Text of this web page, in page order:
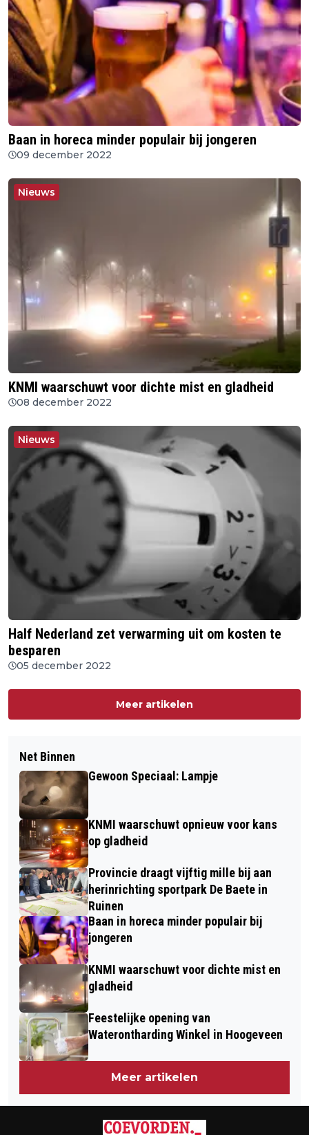
Baan in horeca minder populair bij jongeren
09 december 2022
Nieuws
KNMI waarschuwt voor dichte mist en gladheid
08 december 2022
Nieuws
Half Nederland zet verwarming uit om kosten te
besparen
05 december 2022
Meer artikelen
Net Binnen
Gewoon Speciaal: Lampje
KNMI waarschuwt opnieuw voor kans
op gladheid
Provincie draagt vijftig mille bij aan
herinrichting sportpark De Baete in
Ruinen
Baan in horeca minder populair bij
jongeren
KNMI waarschuwt voor dichte mist en
gladheid
Feestelijke opening van
Waterontharding Winkel in Hoogeveen
Meer artikelen